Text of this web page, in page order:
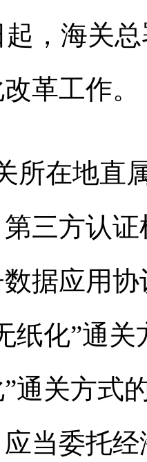
起，海关
革工作。
所在地直
三方认
据应用
纸化”通关
”通关方式
当委托